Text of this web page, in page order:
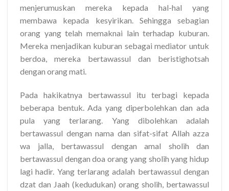
menjerumuskan mereka kepada hal-hal yang
membawa kepada kesyirikan. Sehingga sebagian
orang yang telah memaknai lain terhadap kuburan.
Mereka menjadikan kuburan sebagai mediator untuk
berdoa, mereka bertawassul dan beristighotsah
dengan orang mati.
Pada hakikatnya bertawassul itu terbagi kepada
beberapa bentuk. Ada yang diperbolehkan dan ada
pula yang terlarang. Yang dibolehkan adalah
bertawassul dengan nama dan sifat-sifat Allah azza
wa jalla, bertawassul dengan amal sholih dan
bertawassul dengan doa orang yang sholih yang hidup
lagi hadir. Yang terlarang adalah bertawassul dengan
dzat dan Jaah (kedudukan) orang sholih, bertawassul